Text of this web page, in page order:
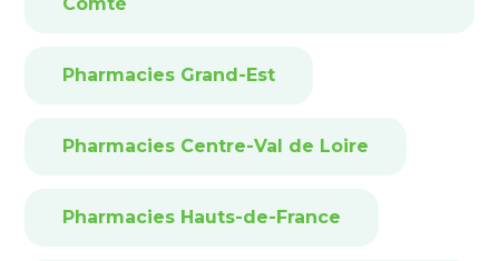
Pharmacies Grand-Est
Pharmacies Centre-Val de Loire
Pharmacies Hauts-de-France